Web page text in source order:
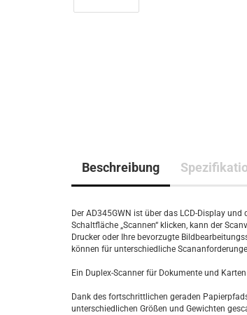
Beschreibung
Der AD345GWN ist über das LCD-Display
Schaltfläche „Scannen“ klicken, kann der
Drucker oder Ihre bevorzugte
können für unterschiedliche
Ein Duplex-Scanner für Dokumente und Karten
Dank des fortschrittlichen geraden
unterschiedlichen Größen und Gewichten